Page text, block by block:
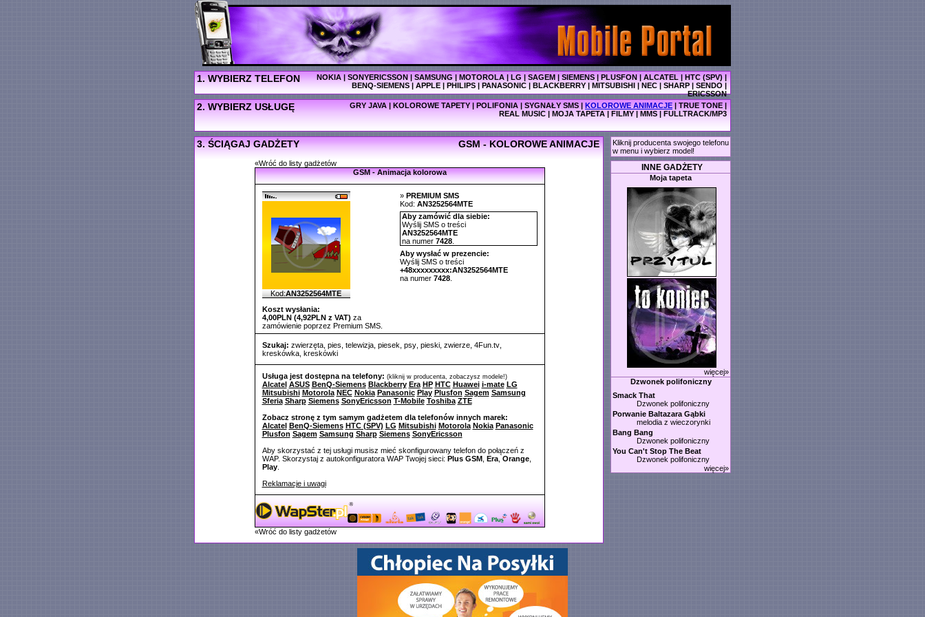
1. WYBIERZ TELEFON NOKIA|SONYERICSSON|SAMSUNG|MOTOROLA|LG|SAGEM|SIEMENS|PLUSFON|ALCATEL|HTC (SPV)|
BENQ-SIEMENS|APPLE|PHILIPS|PANASONIC|BLACKBERRY|MITSUBISHI|NEC|SHARP|SENDO|
ERICSSON
2. WYBIERZ USŁUGĘ GRY JAVA | KOLOROWE TAPETY | POLIFONIA | SYGNAŁY SMS | KOLOROWE ANIMACJE | TRUE TONE |
REAL MUSIC | MOJA TAPETA | FILMY | MMS | FULLTRACK/MP3
3. ŚCIĄGAJ GADŻETY GSM - KOLOROWE ANIMACJE
«Wróć do listy gadżetów
GSM - Animacja kolorowa
Kod:AN3252564MTE
Koszt wysłania:
4,00PLN (4,92PLN z VAT) za
zamówienie poprzez Premium SMS.
» PREMIUM SMS
Kod: AN3252564MTE
Aby zamówić dla siebie:
Wyślij SMS o treści
AN3252564MTE
na numer 7428.
Aby wysłać w prezencie:
Wyślij SMS o treści
+48xxxxxxxxx:AN3252564MTE
na numer 7428.
Szukaj: zwierzęta, pies telewizja, piesek psy, pieski, zwierze, 4Fun.tv,
kreskówka, kreskówki
Usługa jest dostępna na telefony: (kliknij w producenta, zobaczysz modele!)
Alcatel ASUS BenQ-Siemens Blackberry Era HP HTC Huawei i-mate LG
Mitsubishi Motorola NEC Nokia Panasonic Play Plusfon Sagem Samsung
Sferia Sharp Siemens SonyEricsson T-Mobile Toshiba ZTE
Zobacz stronę z tym samym gadżetem dla telefonów innych marek:
Alcatel BenQ-Siemens HTC (SPV) LG Mitsubishi Motorola Nokia Panasonic
Plusfon Sagem Samsung Sharp Siemens SonyEricsson
Aby skorzystać z tej usługi musisz mieć skonfigurowany telefon do połączeń z
WAP. Skorzystaj z autokonfiguratora WAP Twojej sieci: Plus GSM, Era, Orange,
Play.
Reklamacje i uwagi
«Wróć do listy gadżetów
Kliknij producenta swojego telefonu
w menu i wybierz model!
INNE GADŻETY
Moja tapeta
więcej»
Dzwonek polifoniczny
Smack That
Dzwonek polifoniczny
Porwanie Baltazara Gąbki
melodia z wieczorynki
Bang Bang
Dzwonek polifoniczny
You Can't Stop The Beat
Dzwonek polifoniczny
więcej»